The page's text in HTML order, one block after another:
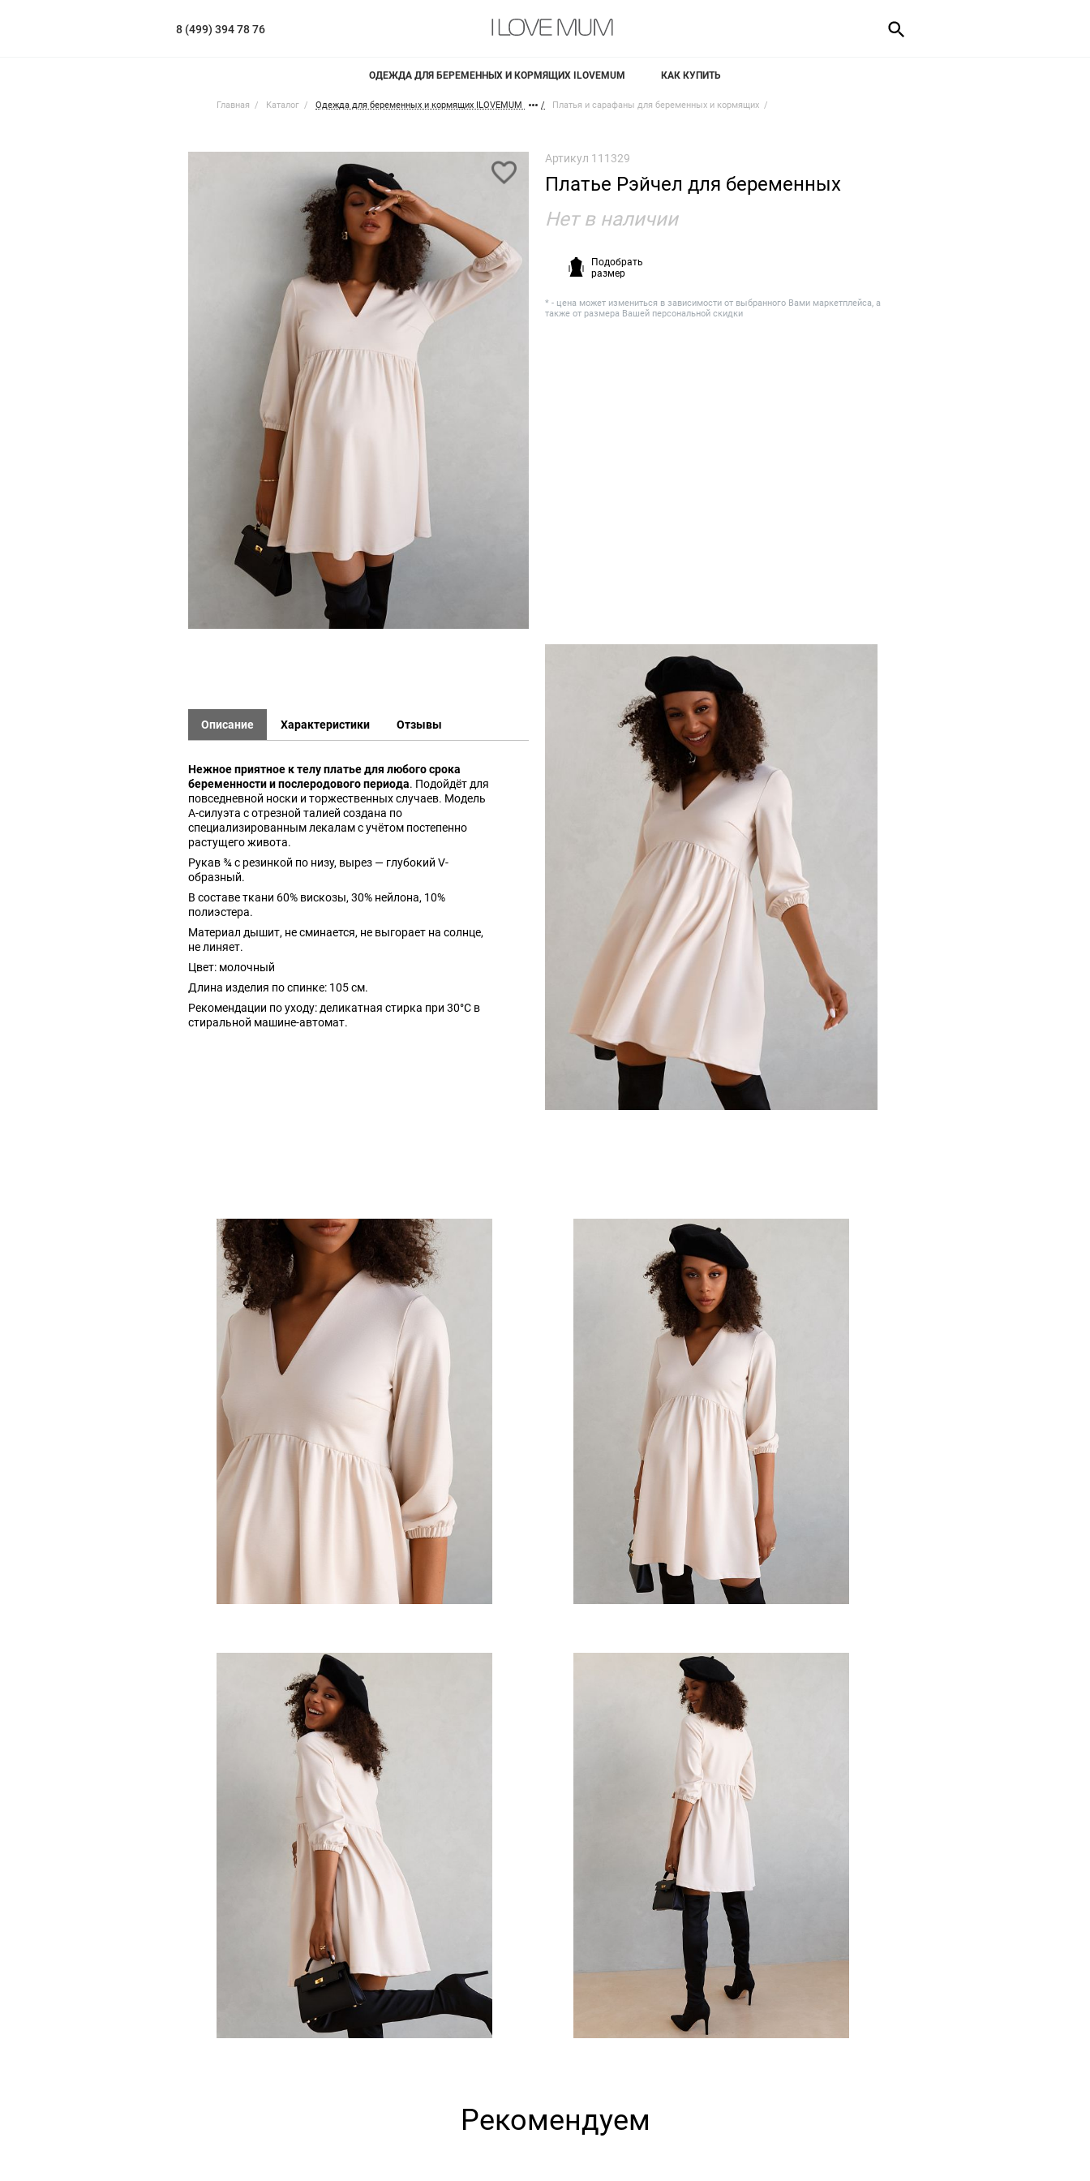
8 (499) 394 78 76
ОДЕЖДА ДЛЯ БЕРЕМЕННЫХ И КОРМЯЩИХ ILOVEMUM КАК КУПИТЬ
Главная Каталог Одежда для беременных и кормящих ILOVEMUM Платья и сарафаны для беременных и кормящих
Артикул 111329
Платье Рэйчел для беременных
Нет в наличии
Подобрать
размер
* - цена может измениться в зависимости от выбранного Вами маркетплейса, а
также от размера Вашей персональной скидки
Описание Характеристики Отзывы
Нежное приятное к телу платье для любого срока
беременности и послеродового периода. Подойдёт для
повседневной носки и торжественных случаев. Модель
А-силуэта с отрезной талией создана по
специализированным лекалам с учётом постепенно
растущего живота.
Рукав ¾ с резинкой по низу, вырез — глубокий V-
образный.
В составе ткани 60% вискозы, 30% нейлона, 10%
полиэстера.
Материал дышит, не сминается, не выгорает на солнце,
не линяет.
Цвет: молочный
Длина изделия по спинке: 105 см.
Рекомендации по уходу: деликатная стирка при 30°С в
стиральной машине-автомат.
Рекомендуем